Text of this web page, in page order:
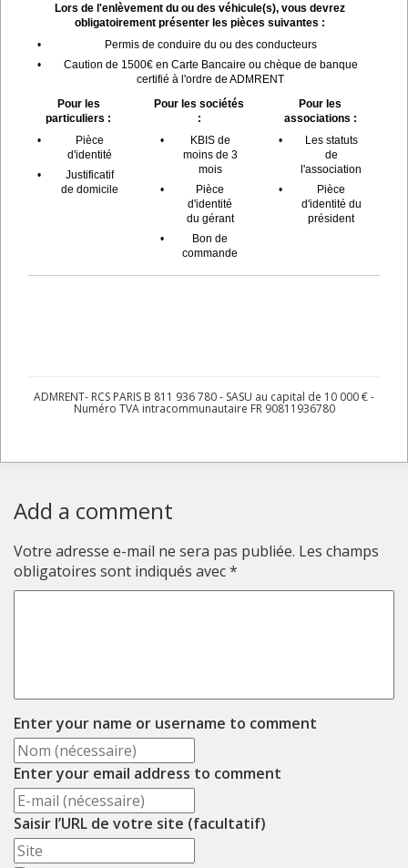
Lors de l'enlèvement du ou des véhicule(s), vous devrez
obligatoirement présenter les pièces suivantes :
•
Permis de conduire du ou des conducteurs
•
Caution de 1500€ en Carte Bancaire ou chèque de banque
certifié à l'ordre de ADMRENT
Pour les
particuliers :
•
Pièce
d'identité
•
Justificatif
de domicile
Pour les sociétés
:
•
KBIS de
moins de 3
mois
•
Pièce
d'identité
du gérant
•
Bon de
commande
Pour les
associations :
•
Les statuts
de
l'association
•
Pièce
d'identité du
président
ADMRENT- RCS PARIS B 811 936 780 - SASU au capital de 10 000 € -
Numéro TVA intracommunautaire FR 90811936780
Add a comment
Votre adresse e-mail ne sera pas publiée. Les champs
obligatoires sont indiqués avec*
Enter your name or username to comment
Enter your email address to comment
Saisir l’URL de votre site (facultatif)